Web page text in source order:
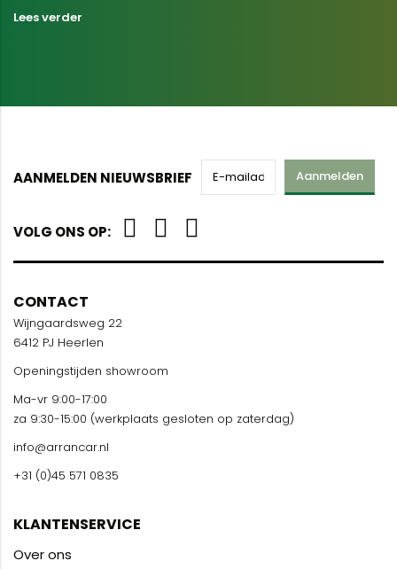
Lees verder
AANMELDEN NIEUWSBRIEF Aanmelden
VOLG ONS OP:
CONTACT
Wijngaardsweg 22
6412 PJ Heerlen
Openingstijden showroom
Ma-vr 9:00-17:00
za 9:30-15:00 (werkplaats gesloten op zaterdag)
info@arrancar.nl
+31 (0)45 571 0835
KLANTENSERVICE
Over ons